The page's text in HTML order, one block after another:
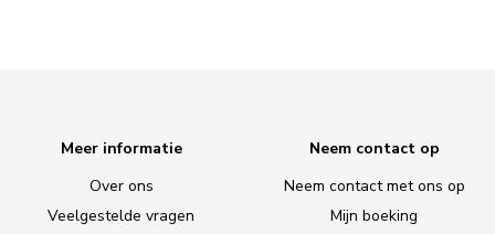
Meer informatie
Over ons
Veelgestelde vragen
Neem contact op
Neem contact met ons op
Mijn boeking